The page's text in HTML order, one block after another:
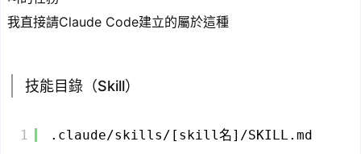
我直接請Claude Code建立的屬於這種
技能目錄（Skill）
1 .claude/skills/[skill名]/SKILL.md